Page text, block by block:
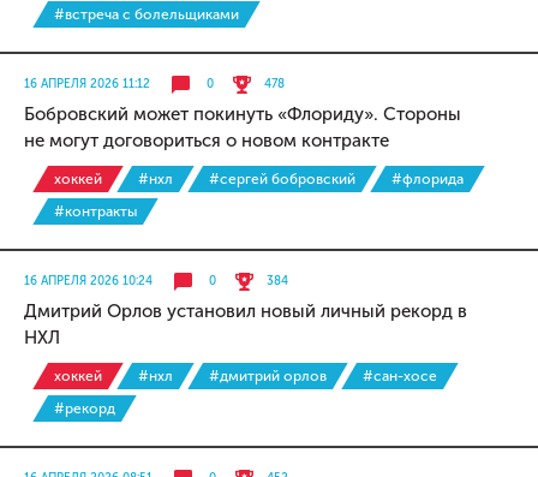
#встреча с болельщиками
16 АПРЕЛЯ 2026 11:12 0 478
Бобровский может покинуть «Флориду». Стороны
не могут договориться о новом контракте
хоккей #нхл #сергей бобровский
#флорида
#контракты
16 АПРЕЛЯ 2026 10:24 0 384
Дмитрий Орлов установил новый личный рекорд в
НХЛ
хоккей #нхл #дмитрий орлов
#сан-хосе
#рекорд